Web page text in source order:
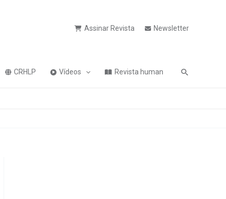
Assinar Revista Newsletter
CRHLP Vídeos Revista human Pesquisa